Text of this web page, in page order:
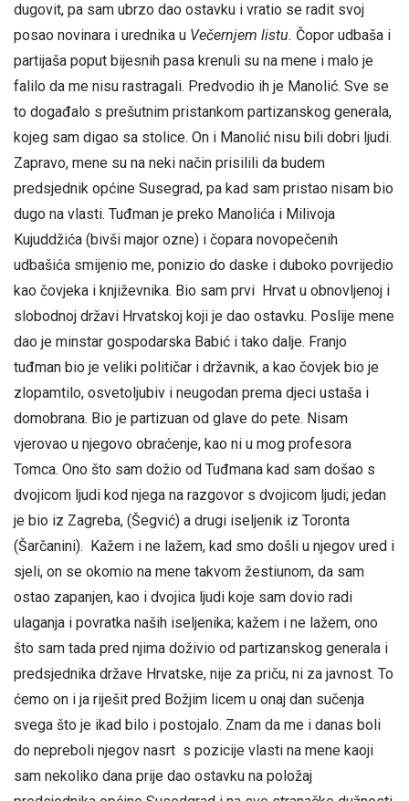
dugovit, pa sam ubrzo dao ostavku i vratio se radit svoj
posao novinara i urednika u Večernjem listu. Čopor udbaša i
partijaša poput bijesnih pasa krenuli su na mene i malo je
falilo da me nisu rastragali. Predvodio ih je Manolić. Sve se
to događalo s prešutnim pristankom partizanskog generala,
kojeg sam digao sa stolice. On i Manolić nisu bili dobri ljudi.
Zapravo, mene su na neki način prisilili da budem
predsjednik općine Susegrad, pa kad sam pristao nisam bio
dugo na vlasti. Tuđman je preko Manolića i Milivoja
Kujuddžića (bivši major ozne) i čopara novopečenih
udbašića smijenio me, ponizio do daske i duboko povrijedio
kao čovjeka i književnika. Bio sam prvi Hrvat u obnovljenoj i
slobodnoj državi Hrvatskoj koji je dao ostavku. Poslije mene
dao je minstar gospodarska Babić i tako dalje. Franjo
tuđman bio je veliki političar i državnik, a kao čovjek bio je
zlopamtilo, osvetoljubiv i neugodan prema djeci ustaša i
domobrana. Bio je partizuan od glave do pete. Nisam
vjerovao u njegovo obraćenje, kao ni u mog profesora
Tomca. Ono što sam dožio od Tuđmana kad sam došao s
dvojicom ljudi kod njega na razgovor s dvojicom ljudi; jedan
je bio iz Zagreba, (Šegvić) a drugi iseljenik iz Toronta
(Šarčanini). Kažem i ne lažem, kad smo došli u njegov ured i
sjeli, on se okomio na mene takvom žestiunom, da sam
ostao zapanjen, kao i dvojica ljudi koje sam dovio radi
ulaganja i povratka naših iseljenika; kažem i ne lažem, ono
što sam tada pred njima doživio od partizanskog generala i
predsjednika države Hrvatske, nije za priču, ni za javnost. To
ćemo on i ja riješit pred Božjim licem u onaj dan sučenja
svega što je ikad bilo i postojalo. Znam da me i danas boli
do nepreboli njegov nasrt s pozicije vlasti na mene kaoji
sam nekoliko dana prije dao ostavku na položaj